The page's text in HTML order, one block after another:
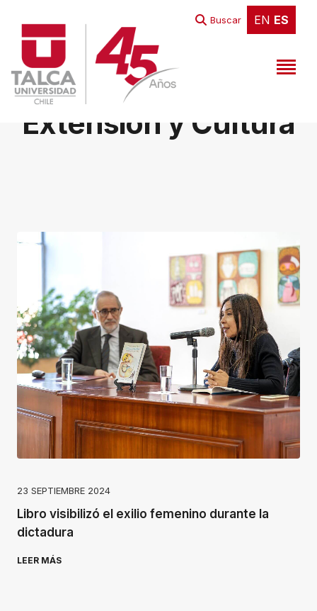
EN ES
Buscar EN ES
Extensión y Cultura
23 SEPTIEMBRE 2024
Libro visibilizó el exilio femenino durante la
dictadura
LEER MÁS